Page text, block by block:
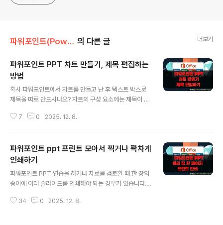
파워포인트(PowerPoint) 의 다른 글 더보기
파워포인트 PPT 차트 만들기, 제목 편집하는
방법
혹시 파워포인트에서 차트를 만들고 난 후 텍스트 박스로
제목을 따로 만드시나요? 차트의 구성 요소에는 제목이 포
목 영역을 추가하는 방법과 제목 옵션을 이용해서 서식이
리본 메뉴를 이용하거나 차트를 선택하면 나타나는 “+” 버
튼을 클릭해서 차트 제목을 추가하는 방법입니다. 첫 번째
리본 메뉴를 이용하기 위해서는 차트를 선택해야 합니다.
그럼 상단에 [차트 도구] > [디자인] 탭이 생깁니다. 그 속
에 [차트 요소 추가] 리본 메뉴를 클릭합니다. ▼ 목록에서
[차트 제목]을 선택하면 3가지 선택 가능한 메뉴가 나타납
7 0 2025. 12. 8.
파워포인트 ppt 프린트 모아서 찍거나 꽉차게
인쇄하기
파워포인트 PPT 연습을 하거나 자료를 검토할 때 한 장의
종이에 여러 슬라이드를 인쇄해야 되는 경우가 있습니다.
내용을 전체적으로 파악하는데 용이합니다. 예전에는 이런
34 0 2025. 12. 8.